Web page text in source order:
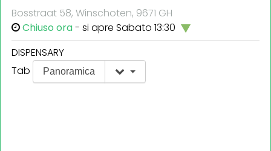
Bosstraat 58, Winschoten, 9671 GH
Chiuso ora- si apre Sabato 13:30
DISPENSARY
Tab
Panoramica